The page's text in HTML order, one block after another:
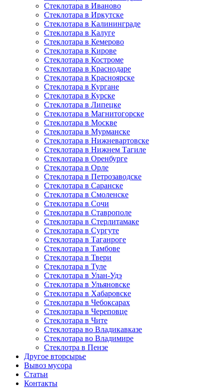
Стеклотара в Иваново
Стеклотара в Иркутске
Стеклотара в Калининграде
Стеклотара в Калуге
Стеклотара в Кемерово
Стеклотара в Кирове
Стеклотара в Костроме
Стеклотара в Краснодаре
Стеклотара в Красноярске
Стеклотара в Кургане
Стеклотара в Курске
Стеклотара в Липецке
Стеклотара в Магнитогорске
Стеклотара в Москве
Стеклотара в Мурманске
Стеклотара в Нижневартовске
Стеклотара в Нижнем Тагиле
Стеклотара в Оренбурге
Стеклотара в Орле
Стеклотара в Петрозаводске
Стеклотара в Саранске
Стеклотара в Смоленске
Стеклотара в Сочи
Стеклотара в Ставрополе
Стеклотара в Стерлитамаке
Стеклотара в Сургуте
Стеклотара в Таганроге
Стеклотара в Тамбове
Стеклотара в Твери
Стеклотара в Туле
Стеклотара в Улан-Удэ
Стеклотара в Ульяновске
Стеклотара в Хабаровске
Стеклотара в Чебоксарах
Стеклотара в Череповце
Стеклотара в Чите
Стеклотара во Владикавказе
Стеклотара во Владимире
Стеклотра в Пензе
Другое вторсырье
Вывоз мусора
Статьи
Контакты